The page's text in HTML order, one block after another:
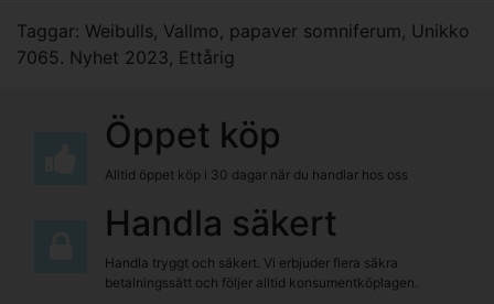
Taggar: Weibulls, Vallmo, papaver somniferum, Unikko
7065. Nyhet 2023, Ettårig
Öppet köp
Alltid öppet köp i 30 dagar när du handlar hos oss
Handla säkert
Handla tryggt och säkert. Vi erbjuder flera säkra
betalningssätt och följer alltid konsumentköplagen.